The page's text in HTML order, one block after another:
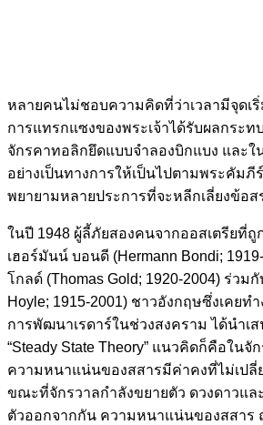
หลายคนไม่ชอบความคิดที่ว่าเวลามีจุดเริ่
การแทรกแซงของพระเจ้าได้รับผลกระ
จักรคาทอลิกยึดแบบจำลองบิกแบง และใ
อย่างเป็นทางการให้เป็นไปตามพระคัมภี
พยายามหลายประการที่จะหลีกเลี่ยงข้อ
ในปี 1948 ผู้ลี้ภัยสองคนจากออสเตรียที่
เฮอร์มันน์ บอนดี (Hermann Bondi;
โกลด์ (Thomas Gold; 1920-2004) ร่วม
Hoyle; 1915-2001) ชาวอังกฤษซึ่งเคยท
การพัฒนาเรดาร์ในช่วงสงคราม ได้นำเ
“Steady State Theory” แนวคิดก็คือในจั
ความหนาแน่นของสสารมีค่าคงที่ไม่เป
ขณะที่จักรวาลกำลังขยายตัว ดวงดาวแล
ตัวออกจากกัน ความหนาแน่นของสสาร